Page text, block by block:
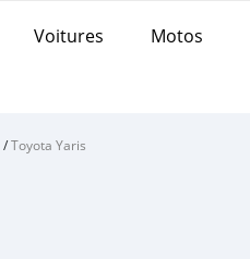
Voitures Motos
/Toyota Yaris